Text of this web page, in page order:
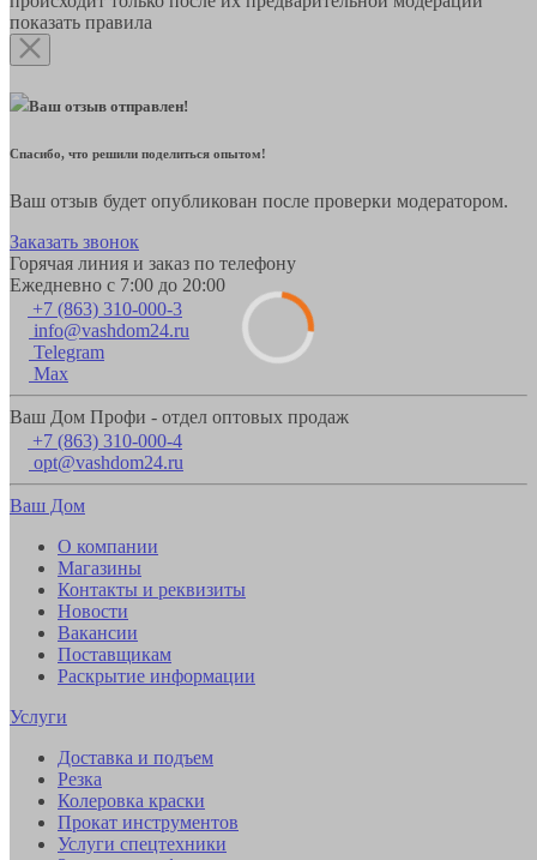
показать правила
Ваш отзыв отправлен!
Спасибо, что решили поделиться опытом!
Ваш отзыв будет опубликован после проверки модератором.
Заказать звонок
Горячая линия и заказ по телефону
Ежедневно с 7:00 до 20:00
+7 (863) 310-000-3
info@vashdom24.ru
Telegram
Max
Ваш Дом Профи - отдел оптовых продаж
+7 (863) 310-000-4
opt@vashdom24.ru
Ваш Дом
О компании
Магазины
Контакты и реквизиты
Новости
Вакансии
Поставщикам
Раскрытие информации
Услуги
Доставка и подъем
Резка
Колеровка краски
Прокат инструментов
Услуги спецтехники